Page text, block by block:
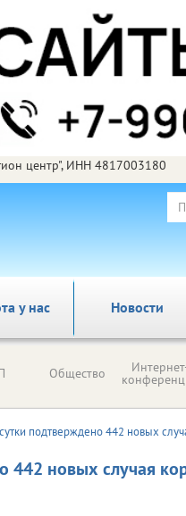
центр", ИНН 4817003180
у нас Новости
Общество
подтверждено 442 новых
442 новых случая